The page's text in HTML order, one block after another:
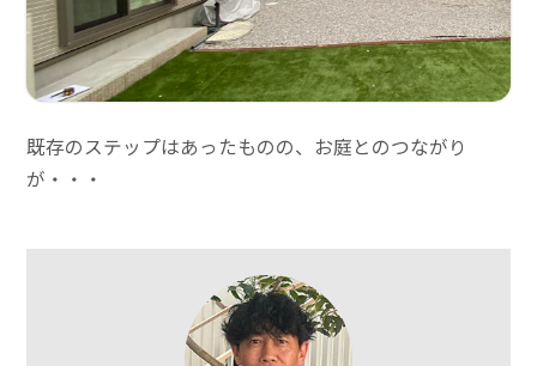
既存のステップはあったものの、お庭とのつながり
が・・・